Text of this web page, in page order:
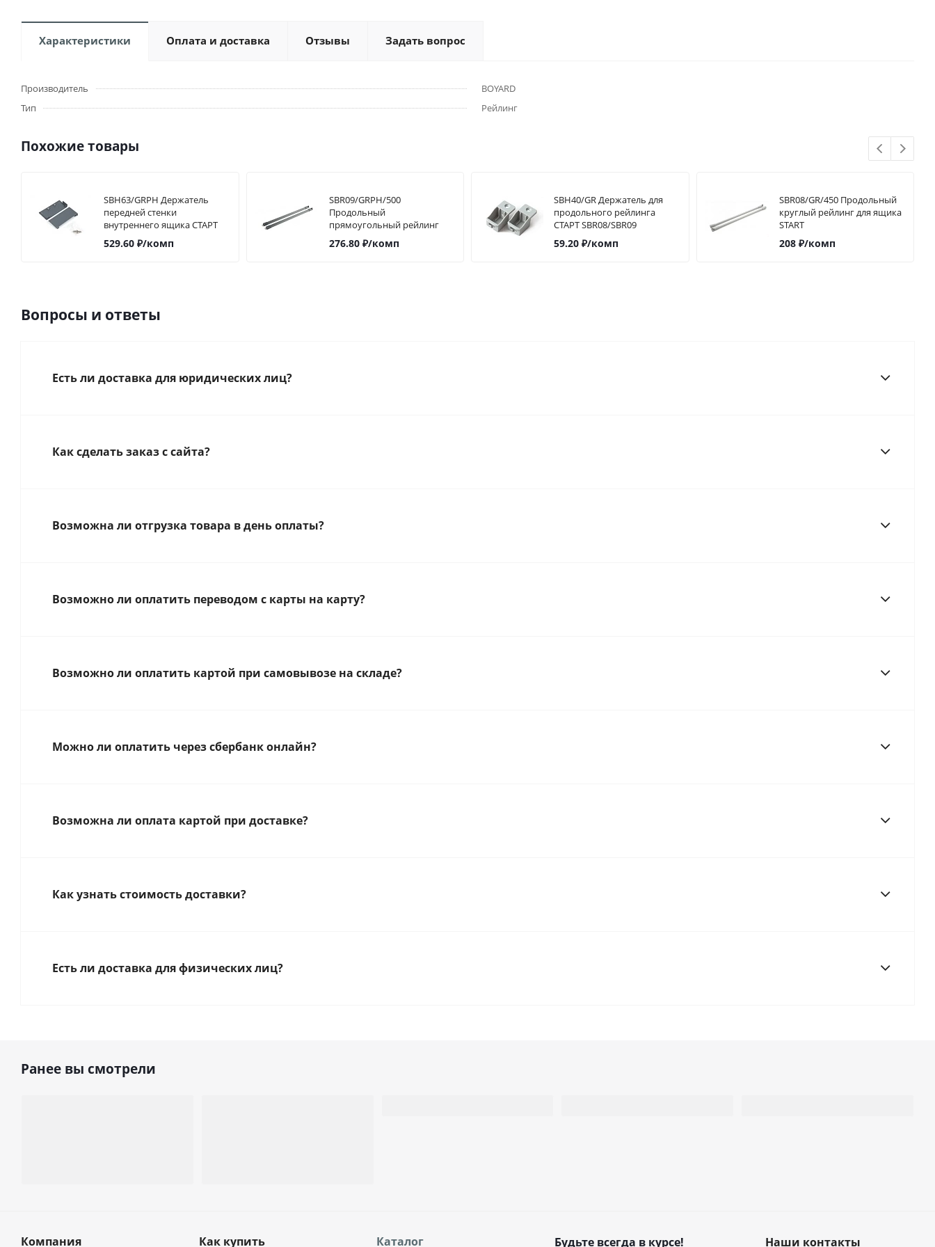
Характеристики Оплата и доставка Отзывы Задать вопрос
Производитель
BOYARD
Тип
Рейлинг
Похожие товары
SBH63/GRPH Держатель
передней стенки
внутреннего ящика СТАРТ
SB18
529.60 ₽/комп
SBR09/GRPH/500
Продольный
прямоугольный рейлинг
для ящика START
276.80₽/комп
SBH40/GR Держатель для
продольного рейлинга
СТАРТ SBR08/SBR09
59.20 ₽/комп
SBR08/GR/450 Продольный
круглый рейлинг для ящика
START
208₽/комп
Вопросы и ответы
Есть ли доставка для юридических лиц?
Как сделать заказ с сайта?
Возможна ли отгрузка товара в день оплаты?
Возможно ли оплатить переводом с карты на карту?
Возможно ли оплатить картой при самовывозе на складе?
Можно ли оплатить через сбербанк онлайн?
Возможна ли оплата картой при доставке?
Как узнать стоимость доставки?
Есть ли доставка для физических лиц?
Ранее вы смотрели
Компания Как купить Каталог Будьте всегда в курсе! Наши контакты